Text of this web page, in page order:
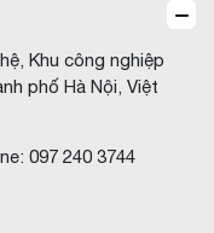
Khu công nghiệp
phố Hà Nội, Việt
097 240 3744